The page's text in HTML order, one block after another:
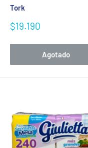
Tork
Precio
venta
$19.190
Agotado